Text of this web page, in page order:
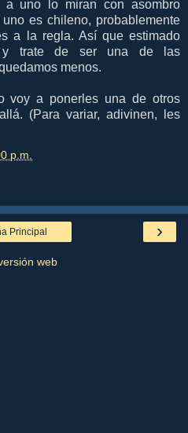
a uno lo miran con asombro
es chileno, probablemente
a la regla. Así que estimado
y trate de ser una de las
menos.
voy a ponerles una de otros
(Para variar, adivinen, les
p.m.
›
Principal
web